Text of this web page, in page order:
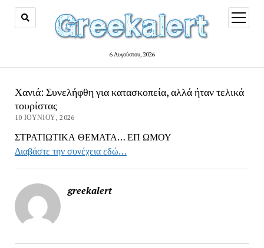
6 Αυγούστου, 2026
open
menu
Χανιά: Συνελήφθη για κατασκοπεία, αλλά ήταν τελικά
τουρίστας
10 ΙΟΥΝΊΟΥ, 2026
ΣΤΡΑΤΙΩΤΙΚΑ ΘΕΜΑΤΑ… ΕΠ ΩΜΟΥ
Διαβάστε την συνέχεια εδώ…
greekalert